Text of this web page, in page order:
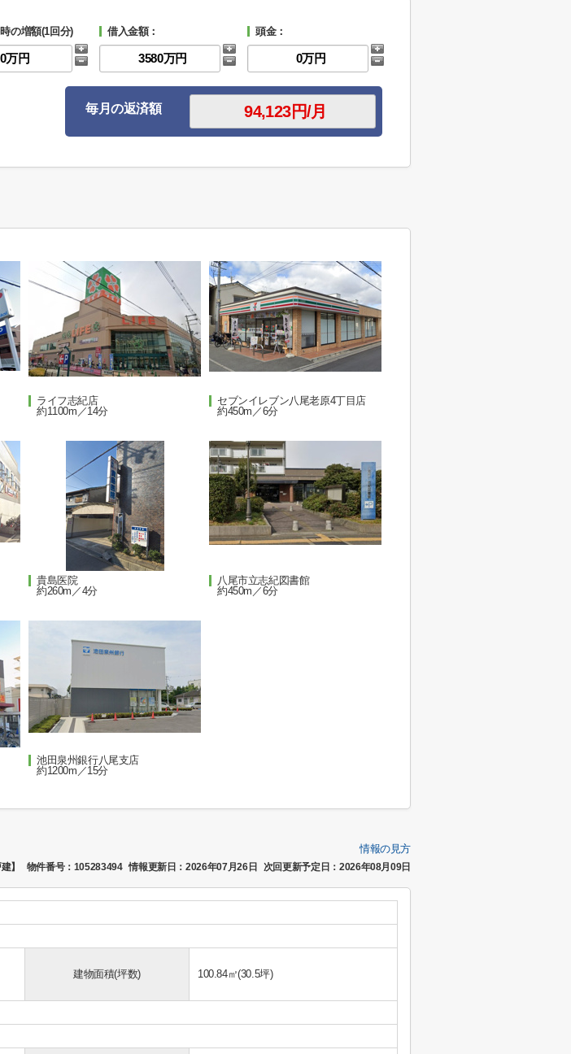
の増額(1回分) 借入金額： 頭金：
毎月の返済額
ライフ志紀店
約1100m／14分
セブンイレブン八尾老原4丁目店
約450m／6分
貴島医院
約260m／4分
八尾市立志紀図書館
約450m／6分
池田泉州銀行八尾支店
約1200m／15分
情報の見方
】 物件番号：105283494 情報更新日：2026年07月26日 次回更新予定日：2026年08月09日
建物面積(坪数) 100.84㎡(30.5坪)